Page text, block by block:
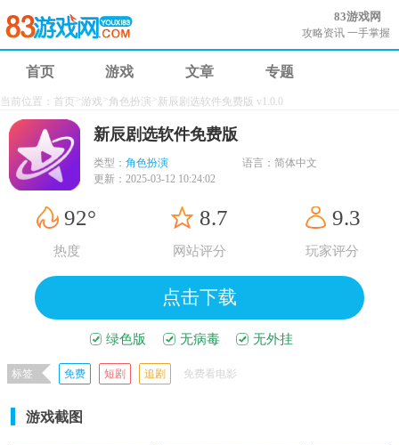
83游戏网
攻略资讯 一手掌握
首页 游戏 文章 专题
当前位置： 首页 >游戏 >角色扮演 >新辰剧选软件免费版 v1.0.0
新辰剧选软件免费版
类型： 角色扮演 语言： 简体中文
更新： 2025-03-12 10:24:02
92°
热度
8.7
网站评分
9.3
玩家评分
点击下载
绿色版 无病毒 无外挂
标签 免费 短剧 追剧 免费看电影
游戏截图